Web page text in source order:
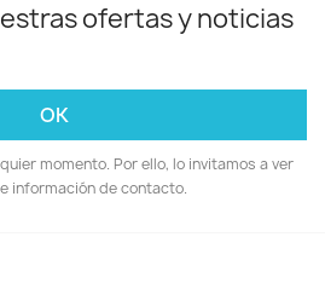
ofertas y noticias
momento. Por ello, lo invitamos a ver
información de contacto.